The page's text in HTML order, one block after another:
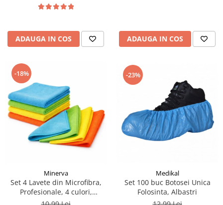
ADAUGA IN COS ADAUGA IN COS
-18%
Minerva
Set 4 Lavete din Microfibra,
Profesionale, 4 culori,
30x30cm
-23%
Medikal
Set 100 buc Botosei Unica
Folosinta, Albastri